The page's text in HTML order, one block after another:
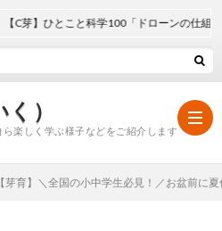
）
楽しく学ぶ様子などをご紹介します
C芽】ひとこと科学100「ドローンの仕組み」
【芽育】＼全国の小中学生必見！／お盆前に